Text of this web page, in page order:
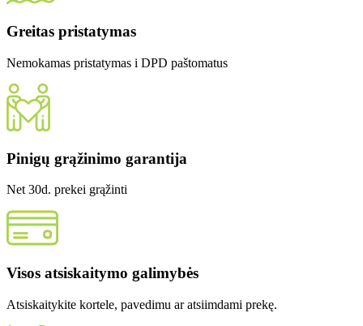
Greitas pristatymas
Nemokamas pristatymas i DPD paštomatus
Pinigų grąžinimo garantija
Net 30d. prekei grąžinti
Visos atsiskaitymo galimybės
Atsiskaitykite kortele, pavedimu ar atsiimdami prekę.